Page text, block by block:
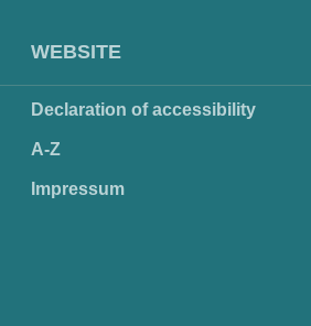
WEBSITE
Declaration of accessibility
A-Z
Impressum